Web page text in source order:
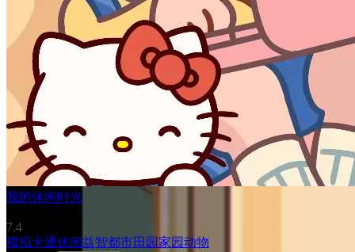
我的休闲时光
7.4
模拟卡通休闲益智都市田园家园动物